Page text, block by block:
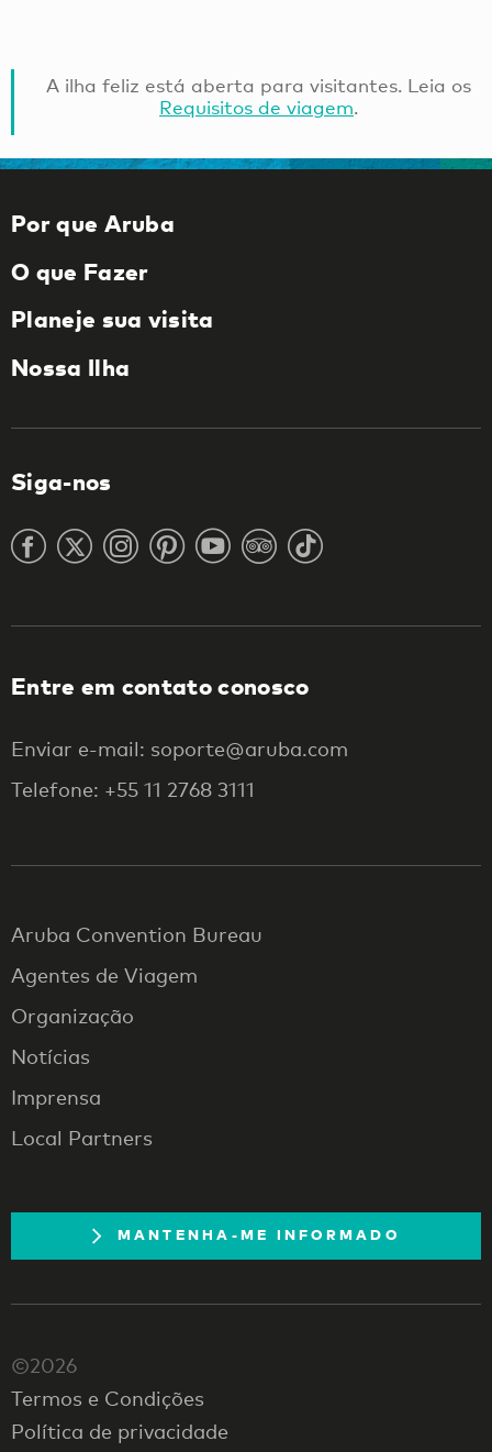
A ilha feliz está aberta para visitantes. Leia os
Requisitos de viagem.
Por que Aruba
O que Fazer
Planeje sua visita
Nossa Ilha
Siga-nos
Entre em contato conosco
Enviar e-mail: soporte@aruba.com
Telefone: +55 11 2768 3111
Aruba Convention Bureau
Agentes de Viagem
Organização
Notícias
Imprensa
Local Partners
MANTENHA-ME INFORMADO
©2026
Termos e Condições
Política de privacidade